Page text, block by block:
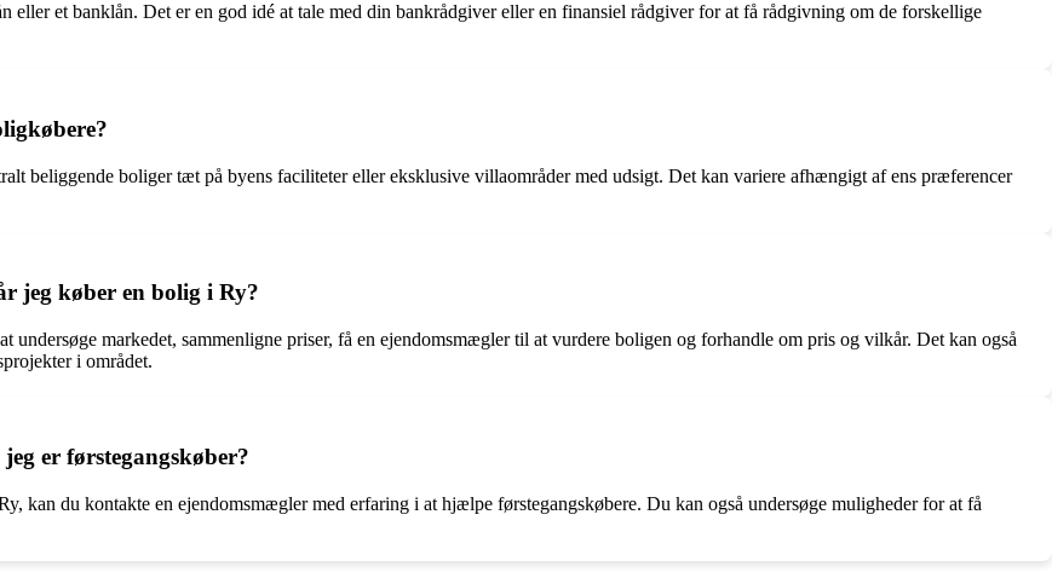
eller et banklån. Det er en god idé at tale med din bankrådgiver eller en finansiel rådgiver for at få rådgivning om de forskellige
beliggende boliger tæt på byens faciliteter eller eksklusive villaområder med udsigt. Det kan variere afhængigt af ens præferencer
jeg køber en bolig i Ry?
markedet, sammenligne priser, få en ejendomsmægler til at vurdere boligen og forhandle om pris og vilkår. Det kan også
i området.
er førstegangskøber?
kan du kontakte en ejendomsmægler med erfaring i at hjælpe førstegangskøbere. Du kan også undersøge muligheder for at få